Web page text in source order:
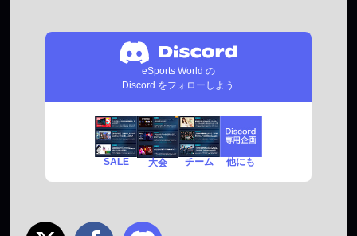
eSports World の
Discord をフォローしよう
SALE 大会 チーム 他にも